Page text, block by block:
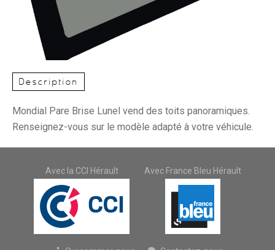
Description
Mondial Pare Brise Lunel vend des toits panoramiques.
Renseignez-vous sur le modèle adapté à votre véhicule.
Avec la CCI Hérault Avec France Bleu Hérault